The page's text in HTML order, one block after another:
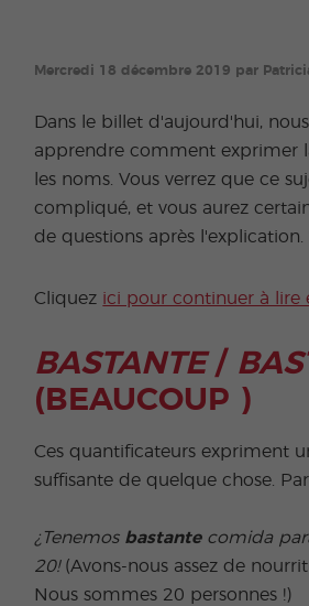
Mercredi 18 décembre 2019 par
Dans le billet d'aujourd'hui,
apprendre comment exprimer
les noms. Vous verrez que ce
compliqué, et vous aurez
de questions après l'explication.
Cliquez ici pour continuer à lire
BASTANTE/
(BEAUCOUP )
Ces quantificateurs expriment
suffisante de quelque chose.
¿Tenemos bastantecomida
20! (Avons-nous assez de
Nous sommes 20 personnes !)